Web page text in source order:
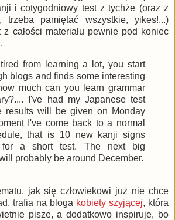
i cotygodniowy test z tychże (oraz z
trzeba pamiętać wszystkie, yikes!...)
całości materiału pewnie pod koniec
from learning a lot, you start
blogs and finds some interesting
much can you learn grammar
I've had my Japanese test
results will be given on Monday
I've come back to a normal
that is 10 new kanji signs
for a short test. The next big
probably be around December.
jak się człowiekowi już nie chce
trafia na bloga kobiety szyjącej, która
pisze, a dodatkowo inspiruje, bo